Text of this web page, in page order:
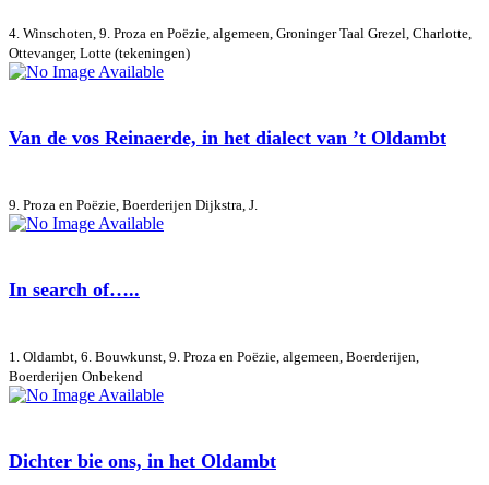
4. Winschoten, 9. Proza en Poëzie, algemeen, Groninger Taal Grezel, Charlotte,
Ottevanger, Lotte (tekeningen)
Van de vos Reinaerde, in het dialect van ’t Oldambt
9. Proza en Poëzie, Boerderijen Dijkstra, J.
In search of…..
1. Oldambt, 6. Bouwkunst, 9. Proza en Poëzie, algemeen, Boerderijen,
Boerderijen Onbekend
Dichter bie ons, in het Oldambt